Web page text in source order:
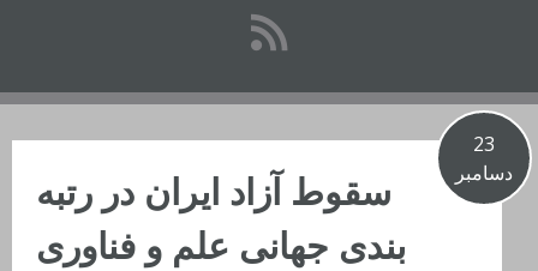
23
دسامبر
سقوط آزاد ایران در رتبه
بندی جهانی علم و فناوری